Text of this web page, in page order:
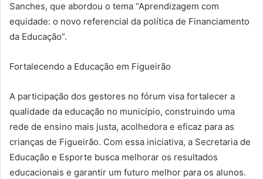
Sanches, que abordou o tema “Aprendizagem com
equidade: o novo referencial da política de Financiamento
da Educação”.
Fortalecendo a Educação em Figueirão
A participação dos gestores no fórum visa fortalecer a
qualidade da educação no município, construindo uma
rede de ensino mais justa, acolhedora e eficaz para as
crianças de Figueirão. Com essa iniciativa, a Secretaria de
Educação e Esporte busca melhorar os resultados
educacionais e garantir um futuro melhor para os alunos.